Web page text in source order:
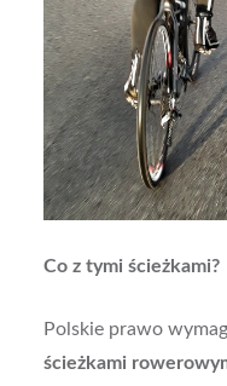
Co z tymi ścieżkami?
Polskie prawo
ścieżkami